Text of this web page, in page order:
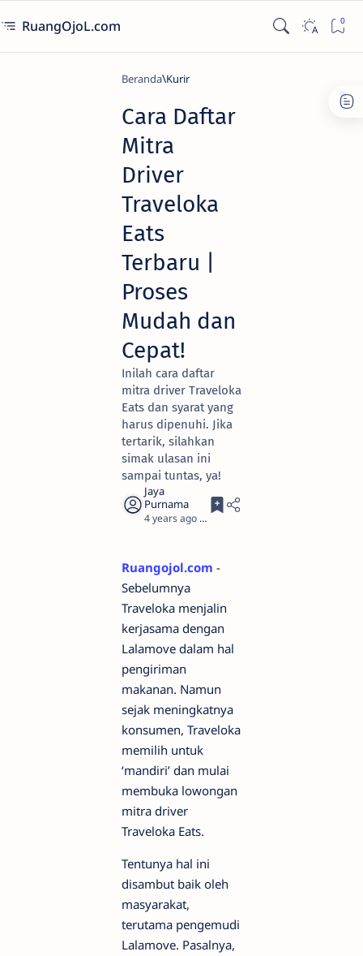
RuangOjoL.com
Beranda Kurir
Cara Daftar
Mitra
Driver
Traveloka
Eats
Terbaru |
Proses
Mudah dan
Cepat!
Inilah cara daftar
mitra driver Traveloka
Eats dan syarat yang
harus dipenuhi. Jika
tertarik, silahkan
simak ulasan ini
sampai tuntas, ya!
4 years ago 3
Ruangojol.com -
Sebelumnya
Traveloka menjalin
kerjasama dengan
Lalamove dalam hal
pengiriman
makanan. Namun
sejak meningkatnya
konsumen, Traveloka
memilih untuk
‘mandiri’ dan mulai
membuka lowongan
mitra driver
Traveloka Eats.
Tentunya hal ini
disambut baik oleh
masyarakat,
terutama pengemudi
Lalamove. Pasalnya,